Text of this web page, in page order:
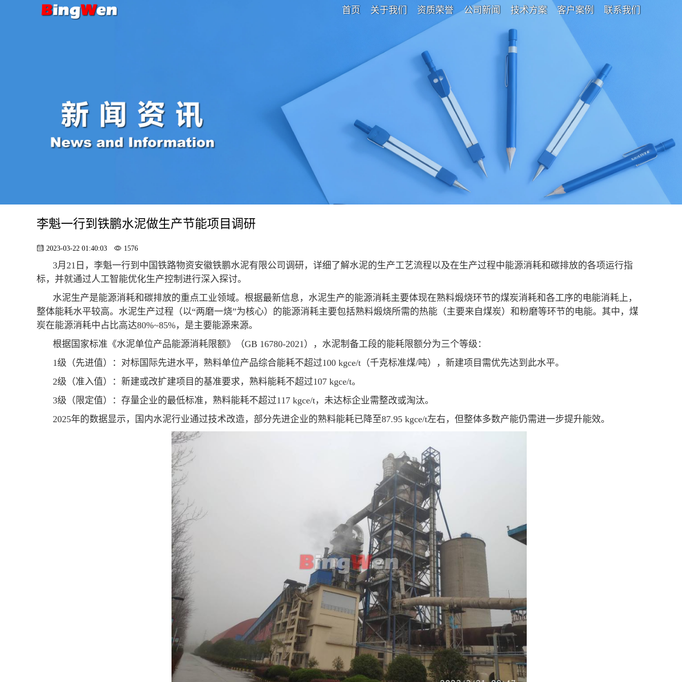
首页 关于我们 资质荣誉 公司新闻 技术方案 客户案例 联系我们
李魁一行到铁鹏水泥做生产节能项目调研
2023-03-22 01:40:03 1576
3月21日，李魁一行到中国铁路物资安徽铁鹏水泥有限公司调研，详细了解水泥的生产工艺流程以及在生产过程中能源消耗和碳排放的各项运行指
水泥生产是能源消耗和碳排放的重点工业领域。根据最新信息，水泥生产的能源消耗主要体现在熟料煅烧环节的煤炭消耗和各工序的电能消耗上，
整体能耗水平较高。‌水泥生产过程（以“两磨一烧”为核心）的能源消耗主要包括熟料煅烧所需的热能（主要来自煤炭）和粉磨等环节的电能。其中，煤
根据国家标准《水泥单位产品能源消耗限额》（GB 16780-2021），水泥制备工段的能耗限额分为三个等级：
1级（先进值）‌：对标国际先进水平，熟料单位产品综合能耗不超过100 kgce/t（千克标准煤/吨），新建项目需优先达到此水平。
‌2级（准入值）‌：新建或改扩建项目的基准要求，熟料能耗不超过107 kgce/t。